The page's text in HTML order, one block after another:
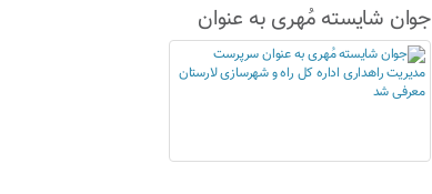
جوان شایسته مُهری به عنوان
سرپرست مدیریت راهداری اداره
کل راه و شهرسازی لارستان